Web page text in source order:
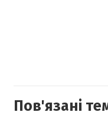
Пов'язані